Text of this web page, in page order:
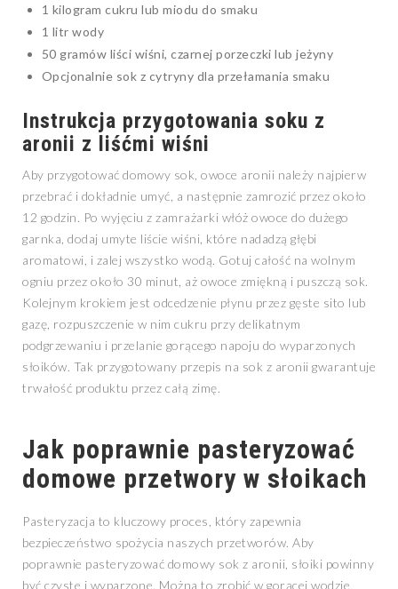
1 kilogram cukru lub miodu do smaku
1 litr wody
50 gramów liści wiśni, czarnej porzeczki lub jeżyny
Opcjonalnie sok z cytryny dla przełamania smaku
Instrukcja przygotowania soku z
aronii z liśćmi wiśni
Aby przygotować domowy sok, owoce aronii należy najpierw
przebrać i dokładnie umyć, a następnie zamrozić przez około
12 godzin. Po wyjęciu z zamrażarki włóż owoce do dużego
garnka, dodaj umyte liście wiśni, które nadadzą głębi
aromatowi, i zalej wszystko wodą. Gotuj całość na wolnym
ogniu przez około 30 minut, aż owoce zmiękną i puszczą sok.
Kolejnym krokiem jest odcedzenie płynu przez gęste sito lub
gazę, rozpuszczenie w nim cukru przy delikatnym
podgrzewaniu i przelanie gorącego napoju do wyparzonych
słoików. Tak przygotowany przepis na sok z aronii gwarantuje
trwałość produktu przez całą zimę.
Jak poprawnie pasteryzować
domowe przetwory w słoikach
Pasteryzacja to kluczowy proces, który zapewnia
bezpieczeństwo spożycia naszych przetworów. Aby
poprawnie pasteryzować domowy sok z aronii, słoiki powinny
być czyste i wyparzone. Można to zrobić w gorącej wodzie,